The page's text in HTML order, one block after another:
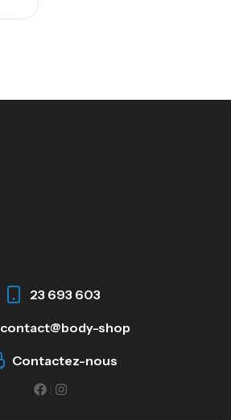
23 693 603
contact@body-shop
Contactez-nous